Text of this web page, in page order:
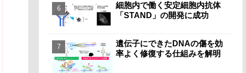
細胞内で働く安定細胞内抗体
「STAND」の開発に成功
遺伝子にできたDNAの傷を効
率よく修復する仕組みを解明